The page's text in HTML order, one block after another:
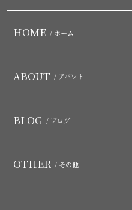
HOME / ホーム
ABOUT / アバウト
BLOG / ブログ
OTHER / その他